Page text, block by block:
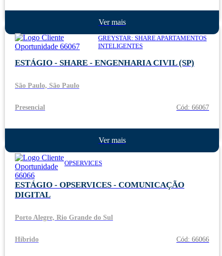
Ver mais
GREYSTAR: SHARE APARTAMENTOS
INTELIGENTES
ESTÁGIO - SHARE - ENGENHARIA CIVIL (SP)
São Paulo, São Paulo
Presencial Cód: 66067
Ver mais
OPSERVICES
ESTÁGIO - OPSERVICES - COMUNICAÇÃO
DIGITAL
Porto Alegre, Rio Grande do Sul
Híbrido Cód: 66066